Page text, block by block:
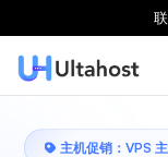
主机促销：VPS